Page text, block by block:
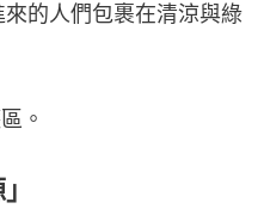
的人們包裹在清涼與綠
。